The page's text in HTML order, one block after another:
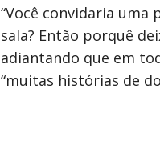
“Você convidaria
sala? Então porquê
adiantando que em
“muitas histórias de